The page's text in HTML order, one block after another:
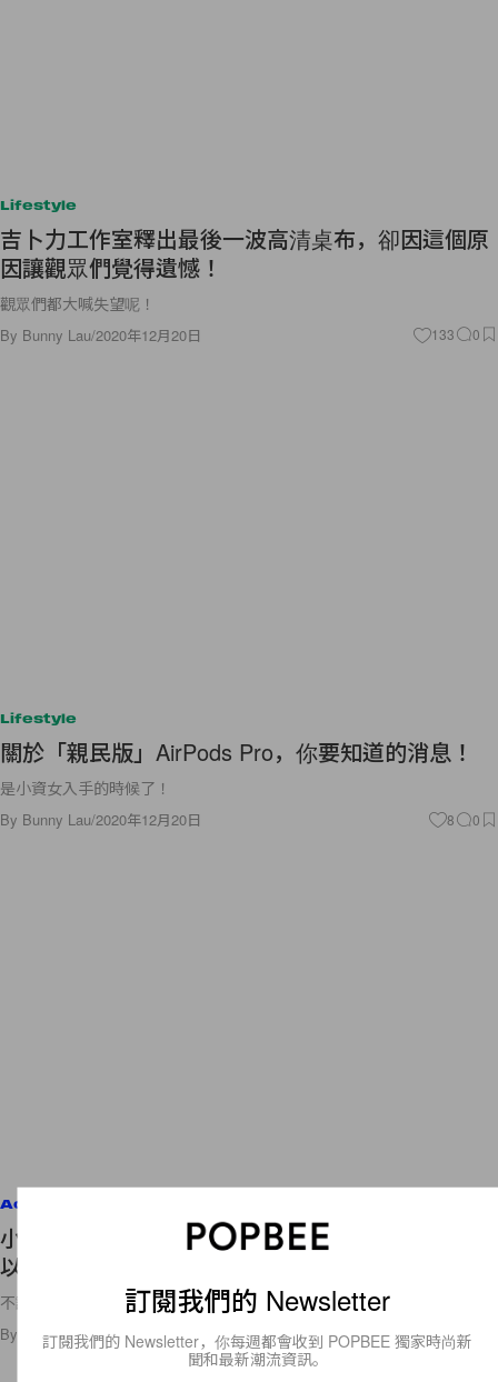
Lifestyle
吉卜力工作室釋出最後一波高清桌布，卻因這個原
因讓觀眾們覺得遺憾！
觀眾們都大喊失望呢！
By Bunny Lau/2020年12月20日 133 0
Lifestyle
關於「親民版」AirPods Pro，你要知道的消息！
是小資女入手的時候了！
By Bunny Lau/2020年12月20日 8 0
Accessories
小姐可以借個火嗎？Moschino 這個手拿包肯定可
以讓你在各大聖誕派對驚艷全場！
不論是否吸煙也很值得入手！
By Crystal Chan/2020年12月19日 11
訂閱我們的 Newsletter
訂閱我們的 Newsletter，你每週都會收到 POPBEE 獨家時尚新
聞和最新潮流資訊。